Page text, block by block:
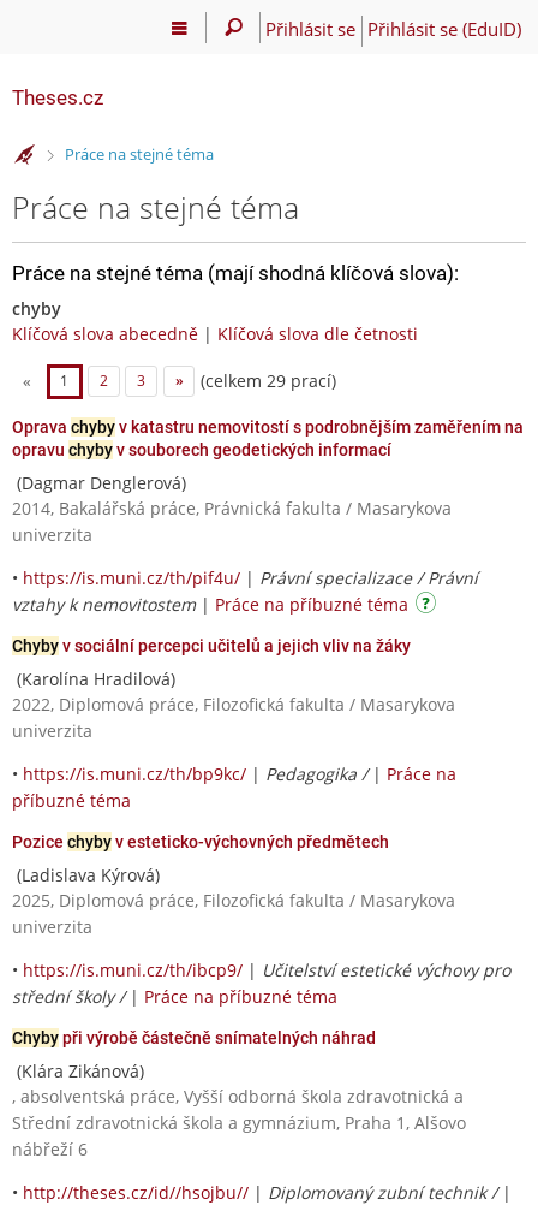
Přihlásit se Přihlásit se (EduID)
Theses.cz
>Práce na stejné téma
Práce na stejné téma
Práce na stejné téma (mají shodná klíčová slova):
chyby
Klíčová slova abecedně | Klíčová slova dle četnosti
« 1 2 3 » (celkem 29 prací)
Oprava chybyv katastru nemovitostí s podrobnějším zaměřením na
opravu chybyv souborech geodetických informací
(Dagmar Denglerová)
2014, Bakalářská práce, Právnická fakulta / Masarykova
univerzita
• https://is.muni.cz/th/pif4u/ | Právní specializace / Právní
vztahy k nemovitostem| Práce na příbuzné téma
Chybyv sociální percepci učitelů a jejich vliv na žáky
(Karolína Hradilová)
2022, Diplomová práce, Filozofická fakulta / Masarykova
univerzita
• https://is.muni.cz/th/bp9kc/ | Pedagogika / | Práce na
příbuzné téma
Pozice chybyv esteticko-výchovných předmětech
(Ladislava Kýrová)
2025, Diplomová práce, Filozofická fakulta / Masarykova
univerzita
• https://is.muni.cz/th/ibcp9/ | Učitelství estetické výchovy pro
střední školy / | Práce na příbuzné téma
Chybypři výrobě částečně snímatelných náhrad
(Klára Zikánová)
, absolventská práce, Vyšší odborná škola zdravotnická a
Střední zdravotnická škola a gymnázium, Praha 1, Alšovo
nábřeží 6
• http://theses.cz/id//hsojbu// | Diplomovaný zubní technik / |